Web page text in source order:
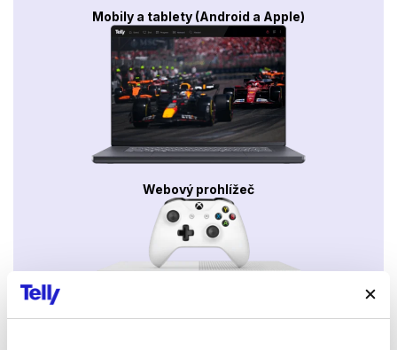
Mobily a tablety (Android a Apple)
Webový prohlížeč